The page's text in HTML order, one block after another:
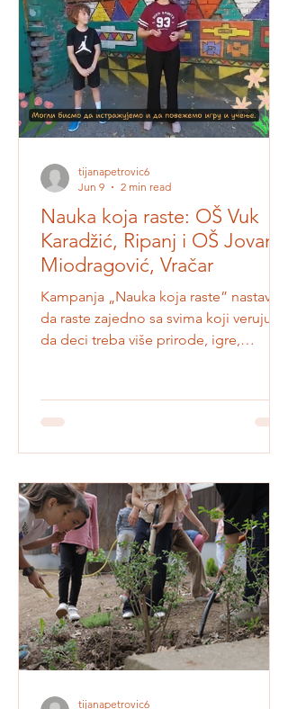
svojoj školi i zajednici. Projekat
CircleCoLabs bavi se razvojem
obrazovnog modela koji povezuje
cirkularnu ekonomij
Nauka koja raste: OŠ Vuk
Karadžić, Ripanj i OŠ Jovan
Miodragović, Vračar
Kampanja „Nauka koja raste” nastavlja
da raste zajedno sa svima koji veruju
Kroz kampanju prikupljamo sredstva za
dva vrtića i dve osnovne škole. Cilj nam
je da deca dobiju učionice bez zidova
- baštenske leje, senzorne staze, kućice
za ptice, hotele za insekte, edukativne
instalacije, naučne pakete i podršku
edukatorima da ove prostore koriste za
svakodnevno učenje.
Jun 9
2 min read